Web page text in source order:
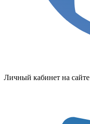
Личный кабинет на сайте